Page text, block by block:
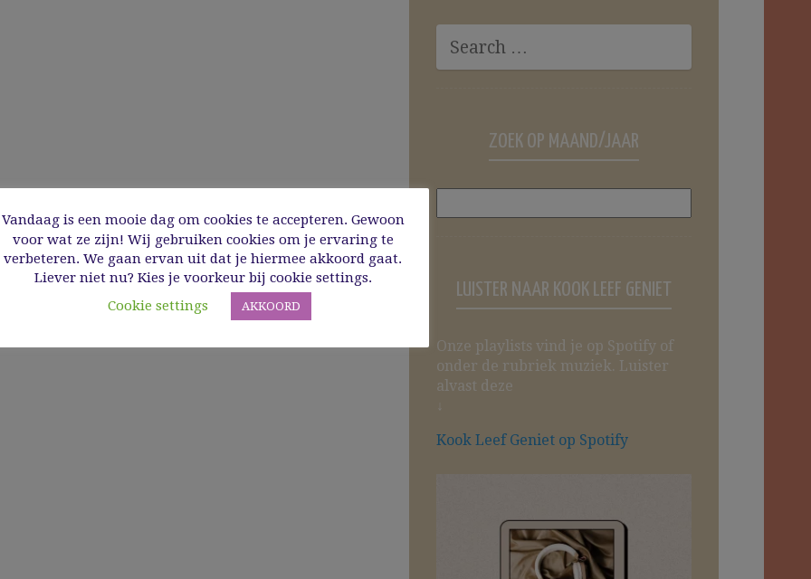
ZOEK OP MAAND/JAAR
LUISTER NAAR KOOK LEEF GENIET
Onze playlists vind je op Spotify of
onder de rubriek muziek. Luister
alvast deze
↓
Kook Leef Geniet op Spotify
Vandaag is een mooie dag om cookies te accepteren. Gewoon
voor wat ze zijn! Wij gebruiken cookies om je ervaring te
verbeteren. We gaan ervan uit dat je hiermee akkoord gaat.
Liever niet nu? Kies je voorkeur bij cookie settings.
Cookie settings
AKKOORD